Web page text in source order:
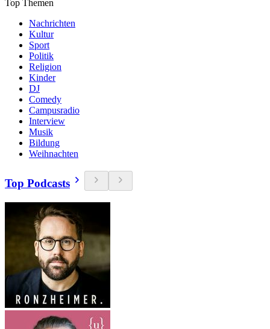
Top Themen
Nachrichten
Kultur
Sport
Politik
Religion
Kinder
DJ
Comedy
Campusradio
Interview
Musik
Bildung
Weihnachten
Top Podcasts